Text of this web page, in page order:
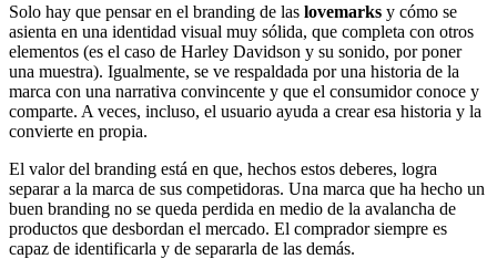
Solo hay que pensar en el branding de las lovemarks y cómo se
asienta en una identidad visual muy sólida, que completa con otros
elementos (es el caso de Harley Davidson y su sonido, por poner
una muestra). Igualmente, se ve respaldada por una historia de la
marca con una narrativa convincente y que el consumidor conoce y
comparte. A veces, incluso, el usuario ayuda a crear esa historia y la
convierte en propia.
El valor del branding está en que, hechos estos deberes, logra
separar a la marca de sus competidoras. Una marca que ha hecho un
buen branding no se queda perdida en medio de la avalancha de
productos que desbordan el mercado. El comprador siempre es
capaz de identificarla y de separarla de las demás.